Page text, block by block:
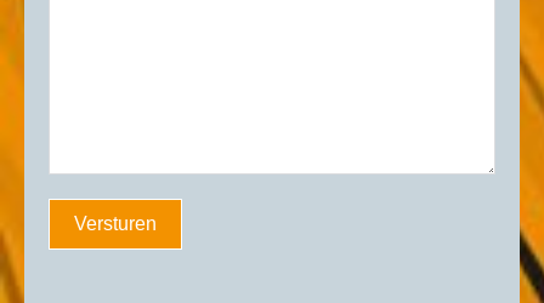
Versturen